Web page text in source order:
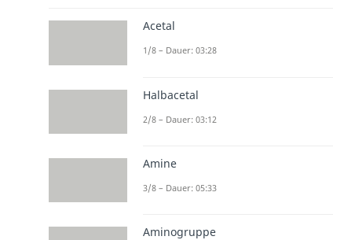
Acetal
1/8 – Dauer: 03:28
Halbacetal
2/8 – Dauer: 03:12
Amine
3/8 – Dauer: 05:33
Aminogruppe